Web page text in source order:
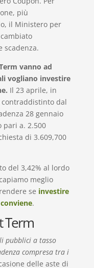
più
il Ministero per
cambiato
scadenza.
vanno ad
vogliano investire
Il 23 aprile, in
dal
28 gennaio
pari a. 2.500
di 3.609,700
del 3,42% al lordo
meglio
se investire
.
Term
pubblici a tasso
compresa tra i
delle aste di